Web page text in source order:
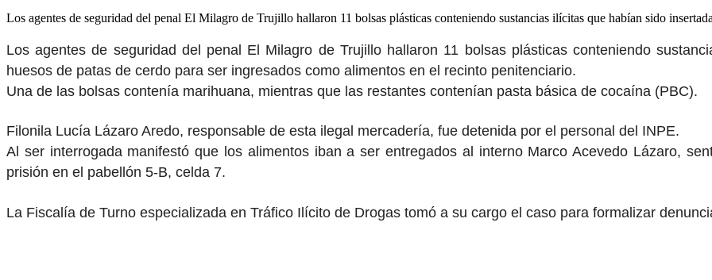
Los agentes de seguridad del penal El Milagro de Trujillo hallaron 11 bolsas plásticas conteniendo sustancias ilícitas que habían sido
Los agentes de seguridad del penal El Milagro de Trujillo hallaron 11 bolsas plásticas conteniendo
huesos de patas de cerdo para ser ingresados como alimentos en el recinto penitenciario.
Una de las bolsas contenía marihuana, mientras que las restantes contenían pasta básica de cocaína (PBC).
Filonila Lucía Lázaro Aredo, responsable de esta ilegal mercadería, fue detenida por el personal del INPE.
Al ser interrogada manifestó que los alimentos iban a ser entregados al interno Marco Acevedo Lázaro,
prisión en el pabellón 5-B, celda 7.
La Fiscalía de Turno especializada en Tráfico Ilícito de Drogas tomó a su cargo el caso para formalizar